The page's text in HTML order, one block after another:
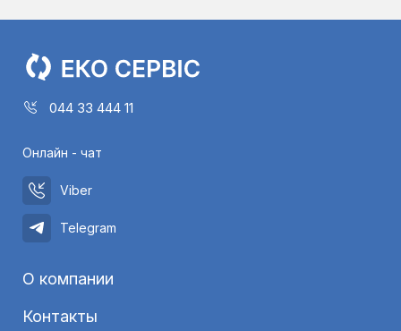
044 33 444 11
Онлайн - чат
Viber
Telegram
О компании
Контакты